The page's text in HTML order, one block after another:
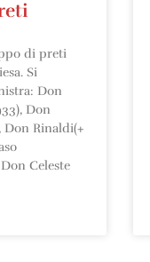
di preti
Si
Don
Don
Don Rinaldi(+
Celeste